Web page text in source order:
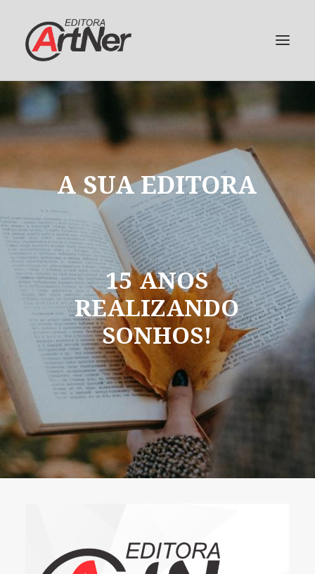
A SUAEDITORA
15 ANOS
REALIZANDO
SONHOS!